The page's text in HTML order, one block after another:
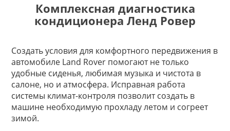
Комплексная диагностика
кондиционера Ленд Ровер
Создать условия для комфортного передвижения в
автомобиле Land Rover помогают не только
удобные сиденья, любимая музыка и чистота в
салоне, но и атмосфера. Исправная работа
системы климат-контроля позволит создать в
машине необходимую прохладу летом и согреет
зимой.